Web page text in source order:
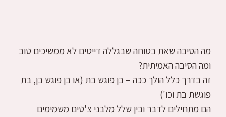
מה הסיבה שאת בטוחה שבגללה דייטים לא ממשיכים טוב
ומה הסיבה האמיתית?
זה בדרך כלל הולך ככה – בן פוגש בת (או בן פוגש בן, בת
פוגשת בת וכו')
הם מתחילים לדבר ובין שלל מלבני צ'טים משמימים